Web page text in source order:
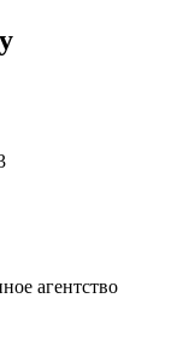
агентство